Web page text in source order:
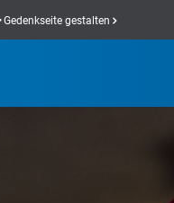
Gedenkseite gestalten